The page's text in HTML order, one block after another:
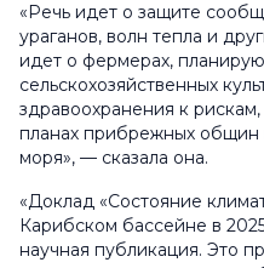
«Речь идет о защите
ураганов, волн тепла и
идет о фермерах,
сельскохозяйственных
здравоохранения к
планах прибрежных общин
моря», — сказала она.
«Доклад «Состояние
Карибском бассейне в
научная публикация. Это